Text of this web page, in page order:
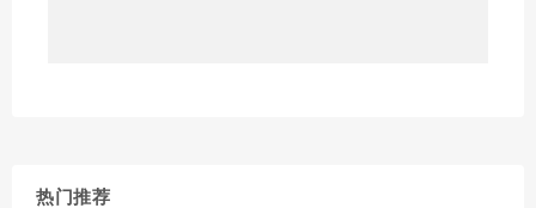
热门推荐